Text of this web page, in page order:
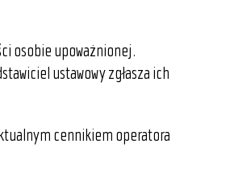
osobie upoważnionej.
ustawowy zgłasza ich
cennikiem operatora